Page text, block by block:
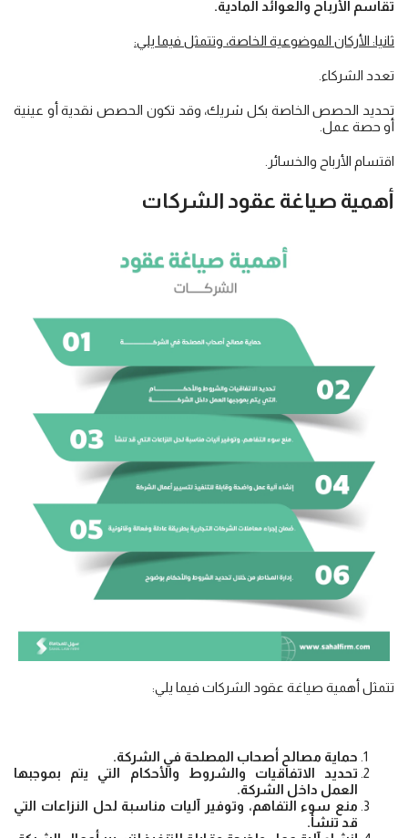
تقاسم الأرباح والعوائد المادية.
ثانيا: الأركان الموضوعية الخاصة، وتتمثل فيما يلي:
تعدد الشركاء.
تحديد الحصص الخاصة بكل شريك، وقد تكون الحصص نقدية أو عينية
أو حصة عمل.
اقتسام الأرباح والخسائر.
أهمية صياغة عقود الشركات
تتمثل أهمية صياغة عقود الشركات فيما يلي:
حماية مصالح أصحاب المصلحة في الشركة.
تحديد الاتفاقيات والشروط والأحكام التي يتم بموجبها
العمل داخل الشركة.
منع سوء التفاهم، وتوفير آليات مناسبة لحل النزاعات التي
قد تنشأ.